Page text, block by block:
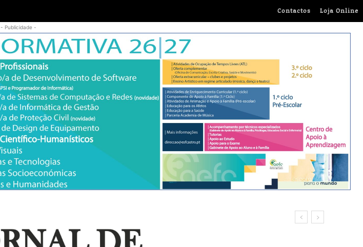
Contactos Loja Online
- Publicidade -